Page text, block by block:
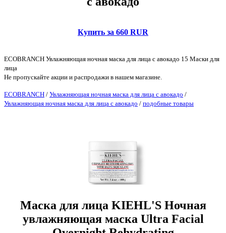
Купить за 660 RUR
ECOBRANCH Увлажняющая ночная маска для лица с авокадо 15 Маски для
лица
Не пропускайте акции и распродажи в нашем магазине.
ECOBRANCH / Увлажняющая ночная маска для лица с авокадо /
Увлажняющая ночная маска для лица с авокадо / подобные товары
Маска для лица KIEHL'S Ночная
увлажняющая маска Ultra Facial